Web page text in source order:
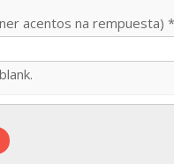
acentos na rempuesta) *